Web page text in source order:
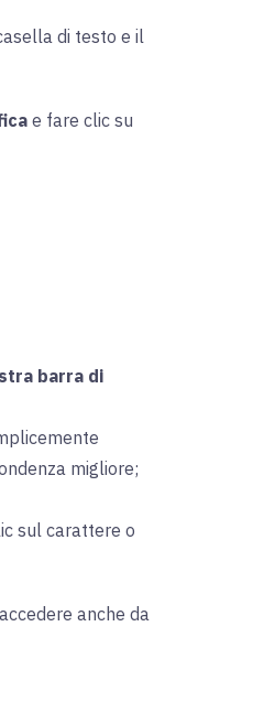
di testo e il
e fare clic su
barra di
migliore;
sul carattere o
anche da